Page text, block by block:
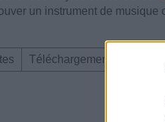
un instrument de
Téléchargement
Dire